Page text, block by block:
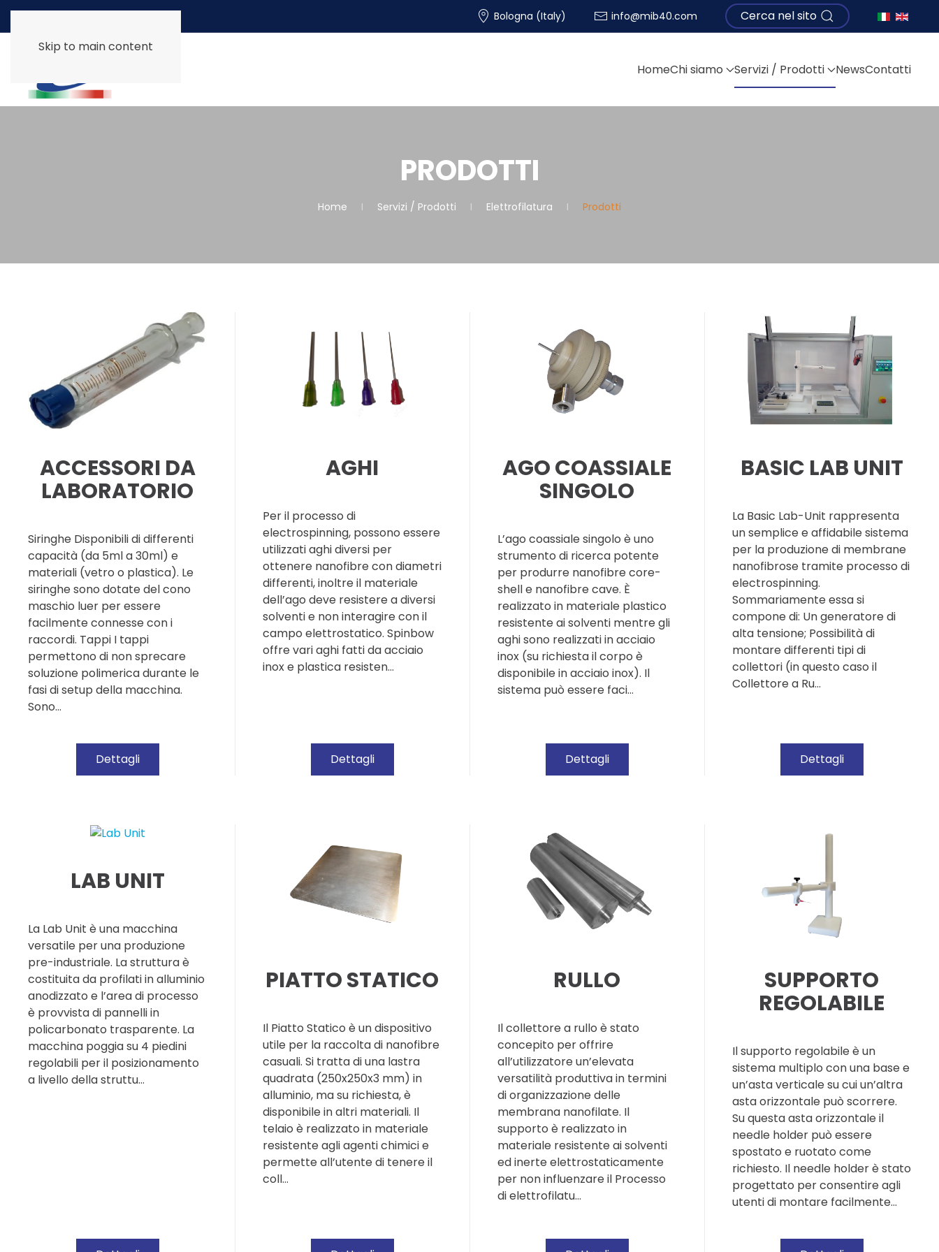
Skip to main content
Bologna (Italy) info@mib40.com Cerca nel sito
HomeChi siamo Servizi / Prodotti NewsContatti
PRODOTTI
Home Servizi / Prodotti Elettrofilatura Prodotti
ACCESSORI DA
LABORATORIO
Siringhe Disponibili di differenti
capacità (da 5ml a 30ml) e
materiali (vetro o plastica). Le
siringhe sono dotate del cono
maschio luer per essere
facilmente connesse con i
raccordi. Tappi I tappi
permettono di non sprecare
soluzione polimerica durante le
fasi di setup della macchina.
Sono…
Dettagli
AGHI
Per il processo di
electrospinning, possono essere
utilizzati aghi diversi per
ottenere nanofibre con diametri
differenti, inoltre il materiale
dell’ago deve resistere a diversi
solventi e non interagire con il
campo elettrostatico. Spinbow
offre vari aghi fatti da acciaio
inox e plastica resisten…
Dettagli
AGO COASSIALE
SINGOLO
L’ago coassiale singolo è uno
strumento di ricerca potente
per produrre nanofibre core-
shell e nanofibre cave. È
realizzato in materiale plastico
resistente ai solventi mentre gli
aghi sono realizzati in acciaio
inox (su richiesta il corpo è
disponibile in acciaio inox). Il
sistema può essere faci…
Dettagli
BASIC LAB UNIT
La Basic Lab-Unit rappresenta
un semplice e affidabile sistema
per la produzione di membrane
nanofibrose tramite processo di
electrospinning.
Sommariamente essa si
compone di: Un generatore di
alta tensione; Possibilità di
montare differenti tipi di
collettori (in questo caso il
Collettore a Ru…
Dettagli
LAB UNIT
La Lab Unit è una macchina
versatile per una produzione
pre-industriale. La struttura è
costituita da profilati in alluminio
anodizzato e l’area di processo
è provvista di pannelli in
policarbonato trasparente. La
macchina poggia su 4 piedini
regolabili per il posizionamento
a livello della struttu…
PIATTO STATICO
Il Piatto Statico è un dispositivo
utile per la raccolta di nanofibre
casuali. Si tratta di una lastra
quadrata (250x250x3 mm) in
alluminio, ma su richiesta, è
disponibile in altri materiali. Il
telaio è realizzato in materiale
resistente agli agenti chimici e
permette all’utente di tenere il
coll…
RULLO
Il collettore a rullo è stato
concepito per offrire
all’utilizzatore un’elevata
versatilità produttiva in termini
di organizzazione delle
membrana nanofilate. Il
supporto è realizzato in
materiale resistente ai solventi
ed inerte elettrostaticamente
per non influenzare il Processo
di elettrofilatu…
SUPPORTO
REGOLABILE
Il supporto regolabile è un
sistema multiplo con una base e
un’asta verticale su cui un’altra
asta orizzontale può scorrere.
Su questa asta orizzontale il
needle holder può essere
spostato e ruotato come
richiesto. Il needle holder è stato
progettato per consentire agli
utenti di montare facilmente…